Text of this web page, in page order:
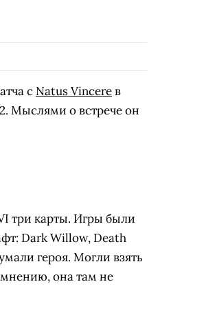
с Natus Vincereв
Мыслями о встрече он
три карты. Игры были
Dark Willow, Death
героя. Могли взять
она там не